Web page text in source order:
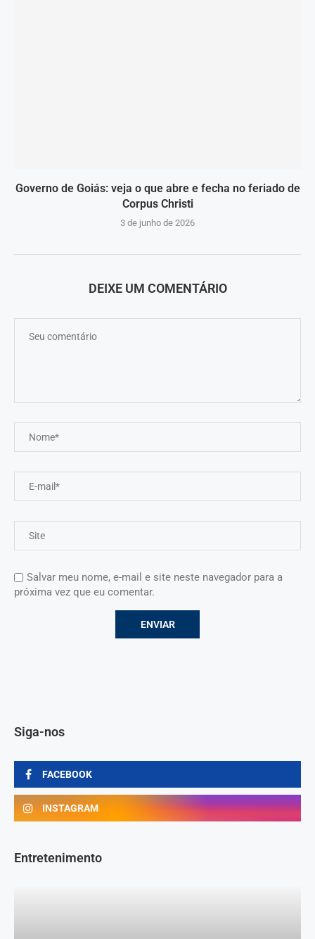
Governo de Goiás: veja o que abre e fecha no feriado de
Corpus Christi
3 de junho de 2026
DEIXE UM COMENTÁRIO
Salvar meu nome, e-mail e site neste navegador para a
próxima vez que eu comentar.
Siga-nos
FACEBOOK
INSTAGRAM
Entretenimento